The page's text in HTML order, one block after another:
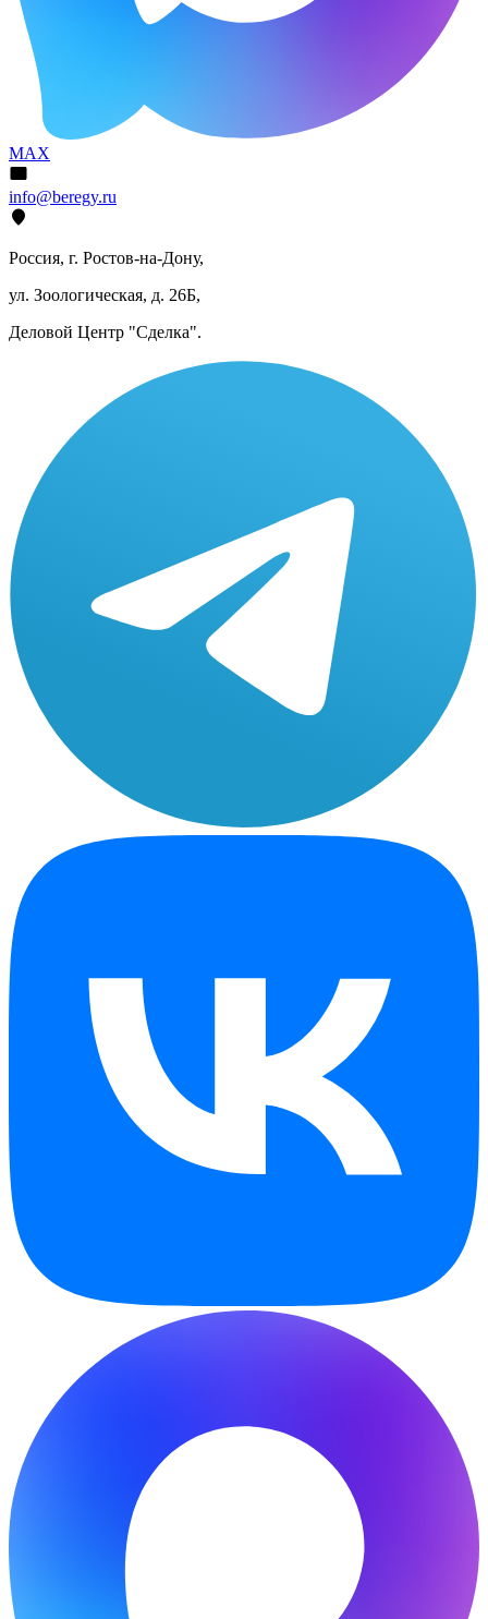
MAX
info@beregy.ru
Россия, г. Ростов-на-Дону,
ул. Зоологическая, д. 26Б,
Деловой Центр "Сделка".